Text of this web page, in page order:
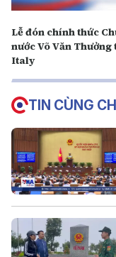
Lễ đón chính thức
nước Võ Văn Thưởng
Italy
TIN CÙNG